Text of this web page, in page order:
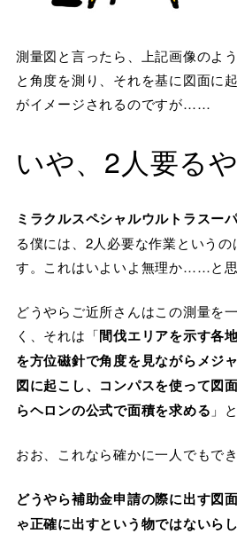
測量図と言ったら、上記画像のよ
と角度を測り、それを基に図面に
がイメージされるのですが……
いや、2人要る
ミラクルスペシャルウルトラスー
る僕には、2人必要な作業という
す。これはいよいよ無理か……と思
どうやらご近所さんはこの測量を
く、それは「間伐エリアを示す各
を方位磁針で角度を見ながらメジ
図に起こし、コンパスを使って図
らヘロンの公式で面積を求める 」
おお、これなら確かに一人でもでき
どうやら補助金申請の際に出す図
ゃ正確に出すという物ではないら